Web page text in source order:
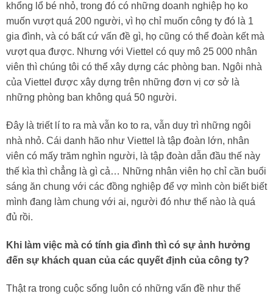
khổng lổ bé nhỏ, trong đó có những doanh nghiệp họ ko
muốn vượt quá 200 người, vì họ chỉ muốn công ty đó là 1
gia đình, và có bất cứ vấn đề gì, họ cũng có thể đoàn kết mà
vượt qua được. Nhưng với Viettel có quy mô 25 000 nhân
viên thì chúng tôi có thể xây dựng các phòng ban. Ngôi nhà
của Viettel được xây dựng trên những đơn vị cơ sở là
những phòng ban không quá 50 người.
Đây là triết lí to ra mà vẫn ko to ra, vẫn duy trì những ngôi
nhà nhỏ. Cái danh hão như Viettel là tập đoàn lớn, nhân
viên có mấy trăm nghìn người, là tập đoàn dẫn đầu thế này
thế kìa thì chẳng là gì cả… Những nhân viên họ chỉ cần buổi
sáng ăn chung với các đồng nghiệp để vợ mình còn biết biết
mình đang làm chung với ai, người đó như thế nào là quá
đủ rồi.
Khi làm việc mà có tính gia đình thì có sự ảnh hưởng
đến sự khách quan của các quyết định của công ty?
Thật ra trong cuộc sống luôn có những vấn đề như thế